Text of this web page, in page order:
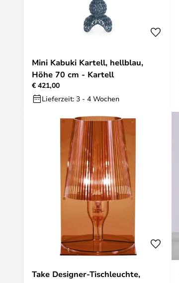
Mini Kabuki Kartell, hellblau,
Höhe 70 cm - Kartell
€ 421,00
Lieferzeit: 3 - 4 Wochen
Take Designer-Tischleuchte,